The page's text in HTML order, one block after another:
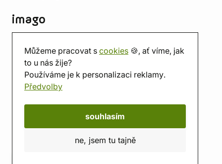
Můžeme pracovat s cookies 🍪, ať víme, jak
to u nás žije?
Používáme je k personalizaci reklamy.
Předvolby
souhlasím
ne, jsem tu tajně
imago
Prodejna
Herna
O nás
Hodnocení obchodu